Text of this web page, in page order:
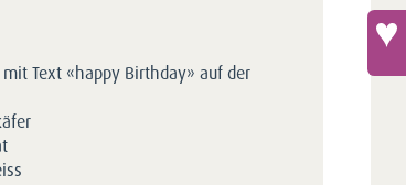
Text «happy Birthday» auf der